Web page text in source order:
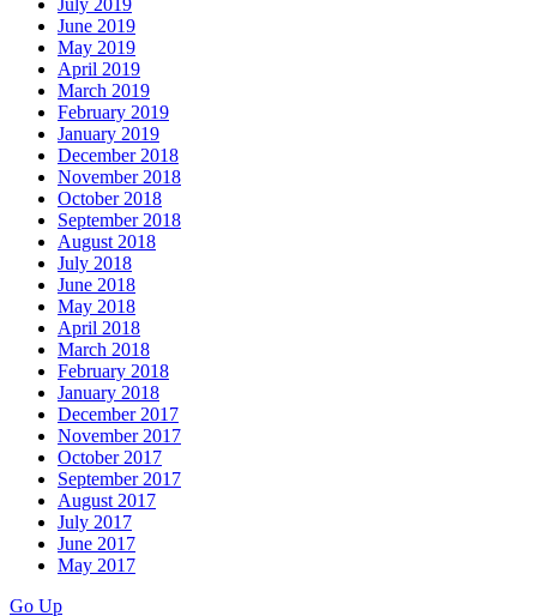
July 2019
June 2019
May 2019
April 2019
March 2019
February 2019
January 2019
December 2018
November 2018
October 2018
September 2018
August 2018
July 2018
June 2018
May 2018
April 2018
March 2018
February 2018
January 2018
December 2017
November 2017
October 2017
September 2017
August 2017
July 2017
June 2017
May 2017
Go Up